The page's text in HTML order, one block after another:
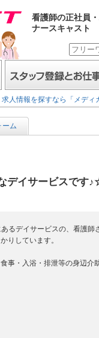
看護師の正社員
ナースキャスト
スタッフ登録とお仕事紹介
人情報を探すなら「メディ
ーム
デイサービスです
るデイサービスの、看護師
りしています。
事・入浴・排泄等の身辺